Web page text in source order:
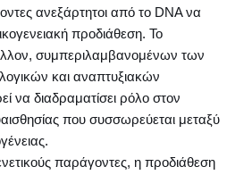
ανεξάρτητοι από το DNA να
προδιάθεση. Το
συμπεριλαμβανομένων των
και αναπτυξιακών
να διαδραματίσει ρόλο στον
που συσσωρεύεται μεταξύ
παράγοντες, η προδιάθεση